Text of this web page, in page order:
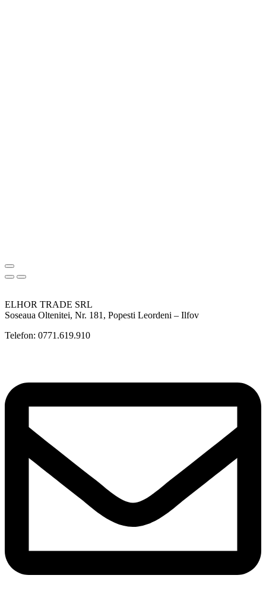
ELHOR TRADE SRL
Soseaua Oltenitei, Nr. 181, Popesti Leordeni – Ilfov
Telefon: 0771.619.910